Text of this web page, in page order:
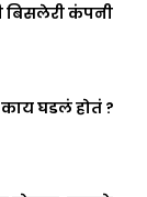
बिसलेरी कंपनी
काय घडलं होतं ?